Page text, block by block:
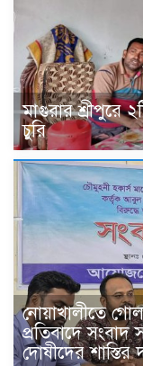
মাগুরার শ্রীপুরে
চুরি
নোয়াখালীতে
প্রতিবাদে সংবাদ
দোষীদের শাস্তির